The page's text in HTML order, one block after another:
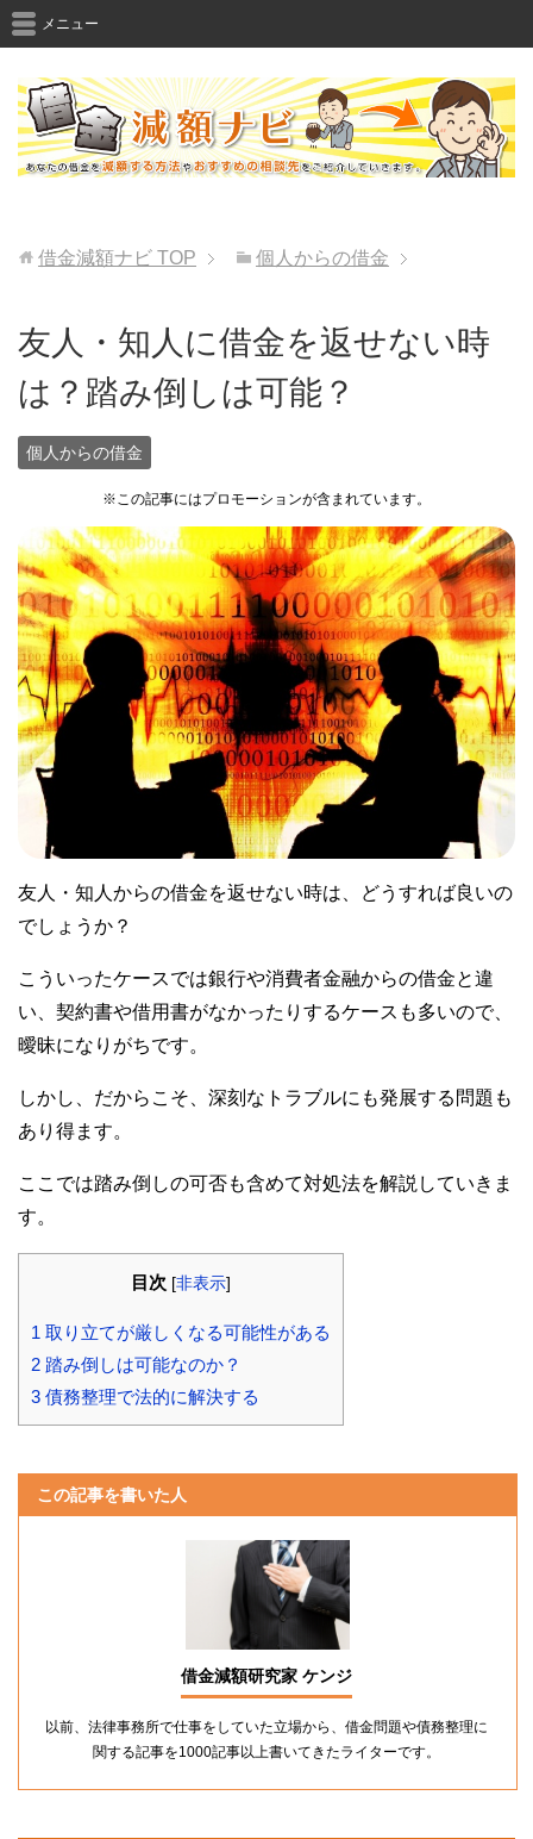
メニュー
借金減額ナビ TOP 個人からの借金
友人・知人に借金を返せない時
は？踏み倒しは可能？
個人からの借金
※この記事にはプロモーションが含まれています。
友人・知人からの借金を返せない時は、どうすれば良いの
でしょうか？
こういったケースでは銀行や消費者金融からの借金と違
い、契約書や借用書がなかったりするケースも多いので、
曖昧になりがちです。
しかし、だからこそ、深刻なトラブルにも発展する問題も
あり得ます。
ここでは踏み倒しの可否も含めて対処法を解説していきま
す。
目次 [非表示]
1 取り立てが厳しくなる可能性がある
2 踏み倒しは可能なのか？
3 債務整理で法的に解決する
この記事を書いた人
借金減額研究家 ケンジ
以前、法律事務所で仕事をしていた立場から、借金問題や債務整理に
関する記事を1000記事以上書いてきたライターです。